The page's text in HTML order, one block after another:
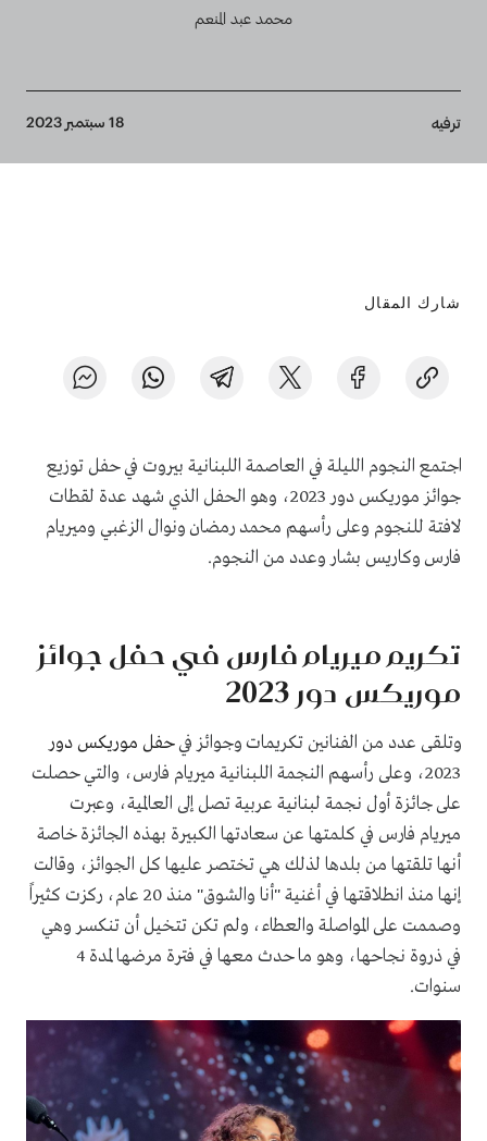
محمد عبد المنعم
Breadcrumb
ترفيه 18 سبتمبر 2023
شارك المقال
اجتمع النجوم الليلة في العاصمة اللبنانية بيروت في حفل توزيع
جوائز موريكس دور 2023، وهو الحفل الذي شهد عدة لقطات
لافتة للنجوم وعلى رأسهم محمد رمضان ونوال الزغبي وميريام
فارس وكاريس بشار وعدد من النجوم.
تكريم ميريام فارس في حفل جوائز
موريكس دور 2023
وتلقى عدد من الفنانين تكريمات وجوائز فيحفل موريكس دور
2023، وعلى رأسهم النجمة اللبنانية ميريام فارس، والتي حصلت
على جائزة أول نجمة لبنانية عربية تصل إلى العالمية، وعبرت
ميريام فارس في كلمتها عن سعادتها الكبيرة بهذه الجائزة خاصة
أنها تلقتها من بلدها لذلك هي تختصر عليها كل الجوائز، وقالت
إنها منذ انطلاقتها في أغنية "أنا والشوق" منذ 20 عام، ركزت كثيراً
وصممت على المواصلة والعطاء، ولم تكن تتخيل أن تنكسر وهي
في ذروة نجاحها، وهو ما حدث معها في فترة مرضها لمدة 4
سنوات.